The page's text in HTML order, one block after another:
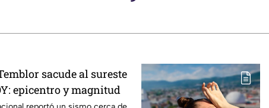
sacude al sureste
epicentro y magnitud